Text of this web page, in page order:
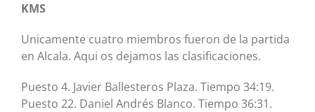
KMS
Unicamente cuatro miembros fueron de la partida
en Alcala. Aqui os dejamos las clasificaciones.
Puesto 4. Javier Ballesteros Plaza. Tiempo 34:19.
Puesto 22. Daniel Andrés Blanco. Tiempo 36:31.